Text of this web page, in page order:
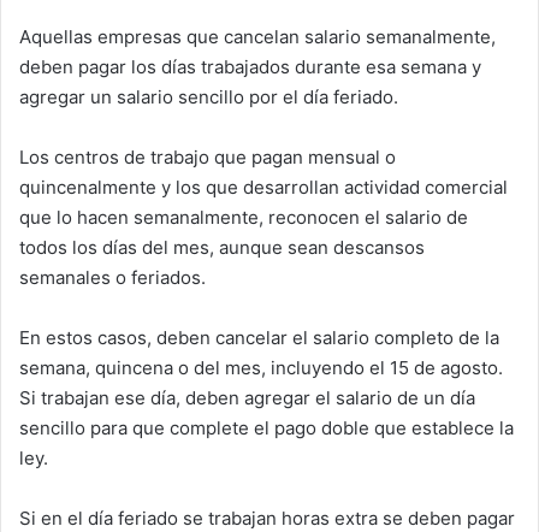
Aquellas empresas que cancelan salario semanalmente,
deben pagar los días trabajados durante esa semana y
agregar un salario sencillo por el día feriado.
Los centros de trabajo que pagan mensual o
quincenalmente y los que desarrollan actividad comercial
que lo hacen semanalmente, reconocen el salario de
todos los días del mes, aunque sean descansos
semanales o feriados.
En estos casos, deben cancelar el salario completo de la
semana, quincena o del mes, incluyendo el 15 de agosto.
Si trabajan ese día, deben agregar el salario de un día
sencillo para que complete el pago doble que establece la
ley.
Si en el día feriado se trabajan horas extra se deben pagar